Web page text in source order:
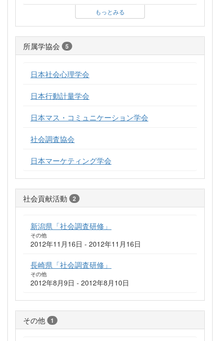
もっとみる
所属学協会 5
日本社会心理学会
日本行動計量学会
日本マス・コミュニケーション学会
社会調査協会
日本マーケティング学会
社会貢献活動 2
新潟県「社会調査研修」
その他
2012年11月16日 - 2012年11月16日
長崎県「社会調査研修」
その他
2012年8月9日 - 2012年8月10日
その他 1